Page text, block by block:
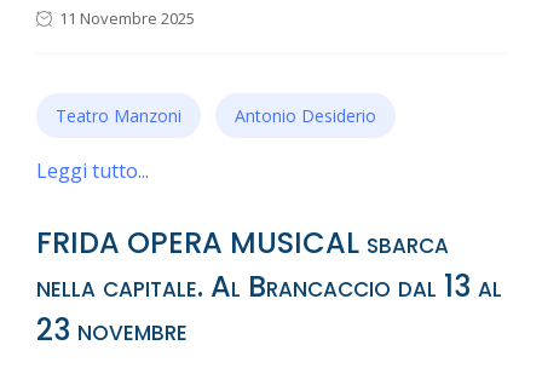
11 Novembre 2025
Teatro Manzoni Antonio Desiderio
Leggi tutto...
FRIDA OPERA MUSICAL sbarca
nella capitale. Al Brancaccio dal 13 al
23 novembre